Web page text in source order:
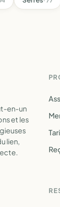
en-un
et les
lien,